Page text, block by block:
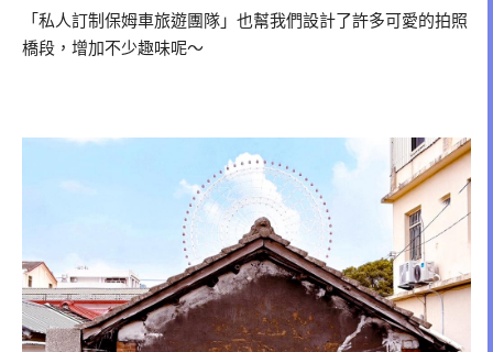
「私人訂制保姆車旅遊團隊」也幫我們設計了許多可愛的拍照
橋段，增加不少趣味呢～